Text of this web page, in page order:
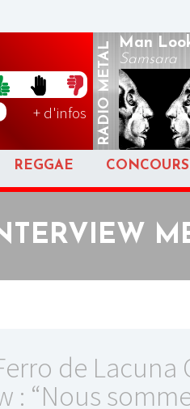
+ d'infos RADIO
METAL Man
Samsara
REGGAE CONCOURS
de Lacuna
: “Nous